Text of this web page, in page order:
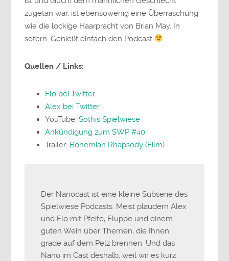
zugetan war, ist ebensowenig eine Überraschung
wie die lockige Haarpracht von Brian May. In
sofern: Genießt einfach den Podcast
Quellen / Links:
Flo bei Twitter
Alex bei Twitter
YouTube:Sothis Spielwiese
Ankündigung zum SWP #40
Trailer: Bohemian Rhapsody (Film)
Der Nanocast ist eine kleine Subserie des
Spielwiese Podcasts. Meist plaudern Alex
und Flo mit Pfeife, Fluppe und einem
guten Wein über Themen, die Ihnen
grade auf dem Pelz brennen. Und das
Nano im Cast deshalb, weil wir es kurz